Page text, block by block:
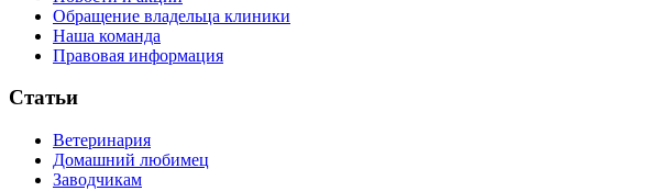
Обращение владельца клиники
Наша команда
Правовая информация
Статьи
Ветеринария
Домашний любимец
Заводчикам